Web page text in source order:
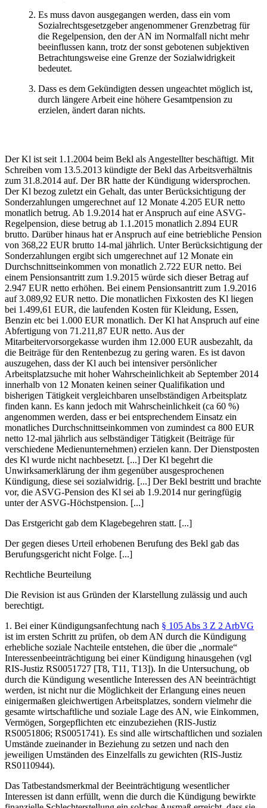
Es muss davon ausgegangen werden, dass ein vom
Sozialrechtsgesetzgeber angenommener Grenzbetrag für
die Regelpension, den der AN im Normalfall nicht mehr
beeinflussen kann, trotz der sonst gebotenen subjektiven
Betrachtungsweise eine Grenze der Sozialwidrigkeit
bedeutet.
Dass es dem Gekündigten dessen ungeachtet möglich ist,
durch längere Arbeit eine höhere Gesamtpension zu
erzielen, ändert daran nichts.
Der Kl ist seit 1.1.2004 beim Bekl als Angestellter beschäftigt. Mit
Schreiben vom 13.5.2013 kündigte der Bekl das Arbeitsverhältnis
zum 31.8.2014 auf. Der BR hatte der Kündigung widersprochen.
Der Kl bezog zuletzt ein Gehalt, das unter Berücksichtigung der
Sonderzahlungen umgerechnet auf 12 Monate 4.205 EUR netto
monatlich betrug. Ab 1.9.2014 hat er Anspruch auf eine ASVG-
Regelpension, diese betrug ab 1.1.2015 monatlich 2.894 EUR
brutto. Darüber hinaus hat er Anspruch auf eine betriebliche Pension
von 368,22 EUR brutto 14-mal jährlich. Unter Berücksichtigung der
Sonderzahlungen ergibt sich umgerechnet auf 12 Monate ein
Durchschnittseinkommen von monatlich 2.722 EUR netto. Bei
einem Pensionsantritt zum 1.9.2015 würde sich dieser Betrag auf
2.947 EUR netto erhöhen. Bei einem Pensionsantritt zum 1.9.2016
auf 3.089,92 EUR netto. Die monatlichen Fixkosten des Kl liegen
bei 1.499,61 EUR, die laufenden Kosten für Kleidung, Essen,
Benzin etc bei 1.000 EUR monatlich. Der Kl hat Anspruch auf eine
Abfertigung von 71.211,87 EUR netto. Aus der
Mitarbeitervorsorgekasse wurden ihm 12.000 EUR ausbezahlt, da
die Beiträge für den Rentenbezug zu gering waren. Es ist davon
auszugehen, dass der Kl auch bei intensiver persönlicher
Arbeitsplatzsuche mit hoher Wahrscheinlichkeit ab September 2014
innerhalb von 12 Monaten keinen seiner Qualifikation und
bisherigen Tätigkeit vergleichbaren unselbständigen Arbeitsplatz
finden kann. Es kann jedoch mit Wahrscheinlichkeit (ca 60 %)
angenommen werden, dass er bei entsprechendem Einsatz ein
monatliches Durchschnittseinkommen von zumindest ca 800 EUR
netto 12-mal jährlich aus selbständiger Tätigkeit (Beiträge für
verschiedene Medienunternehmen) erzielen kann. Der Dienstposten
des Kl wurde nicht nachbesetzt. [...] Der Kl begehrt die
Unwirksamerklärung der ihm gegenüber ausgesprochenen
Kündigung, diese sei sozialwidrig. [...] Der Bekl bestritt und brachte
vor, die ASVG-Pension des Kl sei ab 1.9.2014 nur geringfügig
unter der ASVG-Höchstpension. [...]
Das Erstgericht gab dem Klagebegehren statt. [...]
Der gegen dieses Urteil erhobenen Berufung des Bekl gab das
Berufungsgericht nicht Folge. [...]
Rechtliche Beurteilung
Die Revision ist aus Gründen der Klarstellung zulässig und auch
berechtigt.
1. Bei einer Kündigungsanfechtung nach § 105 Abs 3 Z 2 ArbVG
ist im ersten Schritt zu prüfen, ob dem AN durch die Kündigung
erhebliche soziale Nachteile entstehen, die über die „normale“
Interessenbeeinträchtigung bei einer Kündigung hinausgehen (vgl
RIS-Justiz RS0051727 [T8, T11, T13]). In die Untersuchung, ob
durch die Kündigung wesentliche Interessen des AN beeinträchtigt
werden, ist nicht nur die Möglichkeit der Erlangung eines neuen
einigermaßen gleichwertigen Arbeitsplatzes, sondern vielmehr die
gesamte wirtschaftliche und soziale Lage des AN, wie Einkommen,
Vermögen, Sorgepflichten etc einzubeziehen (RIS-Justiz
RS0051806; RS0051741). Es sind alle wirtschaftlichen und sozialen
Umstände zueinander in Beziehung zu setzen und nach den
jeweiligen Umständen des Einzelfalls zu gewichten (RIS-Justiz
RS0110944).
Das Tatbestandsmerkmal der Beeinträchtigung wesentlicher
Interessen ist dann erfüllt, wenn die durch die Kündigung bewirkte